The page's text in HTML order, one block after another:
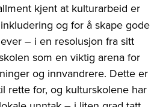
kjent at kulturarbeid er
og for å skape gode
– i en resolusjon fra sitt
som en viktig arena for
og innvandrere. Dette er
rette for, og kulturskolene har